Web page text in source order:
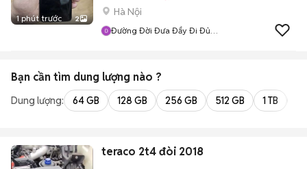
1 phút trước 2
Hà Nội
Đường Đời Đưa Đẩy Đi Đủ
Bạn cần tìm dung lượng nào ?
Dung lượng: 64 GB 128 GB 256 GB 512 GB 1 TB
teraco 2t4 đòi 2018